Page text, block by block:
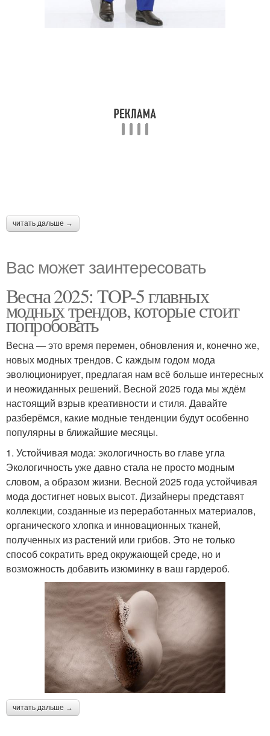
читать дальше →
Вас может заинтересовать
Весна 2025: TOP-5 главных
модных трендов, которые стоит
попробовать
Весна — это время перемен, обновления и, конечно же,
новых модных трендов. С каждым годом мода
эволюционирует, предлагая нам всё больше интересных
и неожиданных решений. Весной 2025 года мы ждём
настоящий взрыв креативности и стиля. Давайте
разберёмся, какие модные тенденции будут особенно
популярны в ближайшие месяцы.
1. Устойчивая мода: экологичность во главе угла
Экологичность уже давно стала не просто модным
словом, а образом жизни. Весной 2025 года устойчивая
мода достигнет новых высот. Дизайнеры представят
коллекции, созданные из переработанных материалов,
органического хлопка и инновационных тканей,
полученных из растений или грибов. Это не только
способ сократить вред окружающей среде, но и
возможность добавить изюминку в ваш гардероб.
читать дальше →